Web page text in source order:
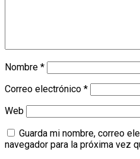
Nombre *
Correo electrónico *
Web
Guarda mi nombre, correo
navegador para la próxima vez